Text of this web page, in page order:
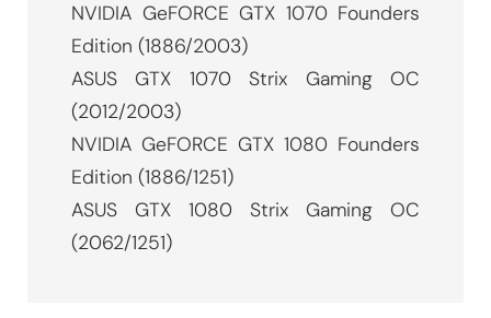
NVIDIA GeFORCE GTX 1070 Founders
Edition (1886/2003)
ASUS GTX 1070 Strix Gaming OC
(2012/2003)
NVIDIA GeFORCE GTX 1080 Founders
Edition (1886/1251)
ASUS GTX 1080 Strix Gaming OC
(2062/1251)